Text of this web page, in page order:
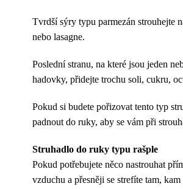
Tvrdší sýry typu parmezán strouhejte
nebo lasagne.
Poslední stranu, na které jsou jeden
hadovky, přidejte trochu soli, cukru,
Pokud si budete pořizovat tento typ
padnout do ruky, aby se vám při
Struhadlo do ruky typu rašple
Pokud potřebujete něco nastrouhat
vzduchu a přesněji se strefíte tam,